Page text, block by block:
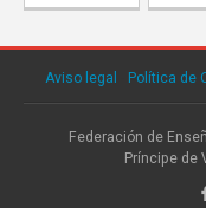
Aviso legal Política de
Federación de
Príncipe de